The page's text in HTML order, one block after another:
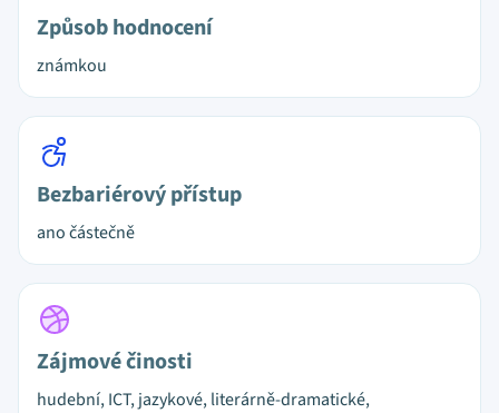
Způsob hodnocení
známkou
Bezbariérový přístup
ano částečně
Zájmové činosti
hudební, ICT, jazykové, literárně-dramatické,